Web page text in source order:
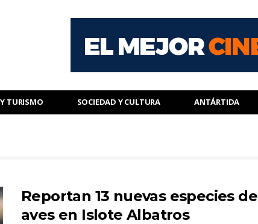
TURISMO SOCIEDAD Y CULTURA ANTÁRTIDA
Reportan 13 nuevas especies de
aves en Islote Albatros